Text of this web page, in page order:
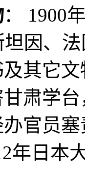
： 1900
坦因、
其它
肃学
官员
年日本